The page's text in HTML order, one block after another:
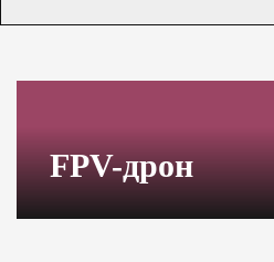
FPV-дрон